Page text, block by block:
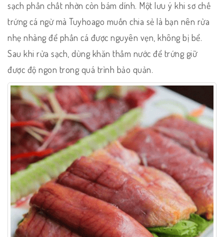
sạch phần chất nhờn còn bám dính. Một lưu ý khi sơ chế
trứng cá ngừ mà Tuyhoago muốn chia sẻ là bạn nên rửa
nhẹ nhàng để phần cá được nguyên vẹn, không bị bể.
Sau khi rửa sạch, dùng khăn thầm nước để trứng giữ
được độ ngon trong quá trình bảo quản.